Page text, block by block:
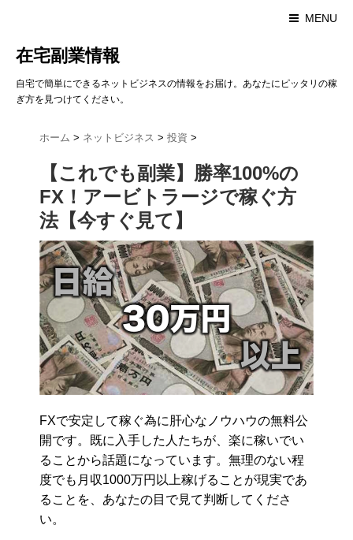
MENU
在宅副業情報
自宅で簡単にできるネットビジネスの情報をお届け。あなたにピッタリの稼
ぎ方を見つけてください。
ホーム > ネットビジネス > 投資 >
【これでも副業】勝率100%の
FX！アービトラージで稼ぐ方
法【今すぐ見て】
FXで安定して稼ぐ為に肝心なノウハウの無料公
開です。既に入手した人たちが、楽に稼いでい
ることから話題になっています。無理のない程
度でも月収1000万円以上稼げることが現実であ
ることを、あなたの目で見て判断してくださ
い。